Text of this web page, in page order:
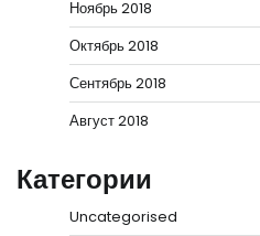
Ноябрь 2018
Октябрь 2018
Сентябрь 2018
Август 2018
Категории
Uncategorised